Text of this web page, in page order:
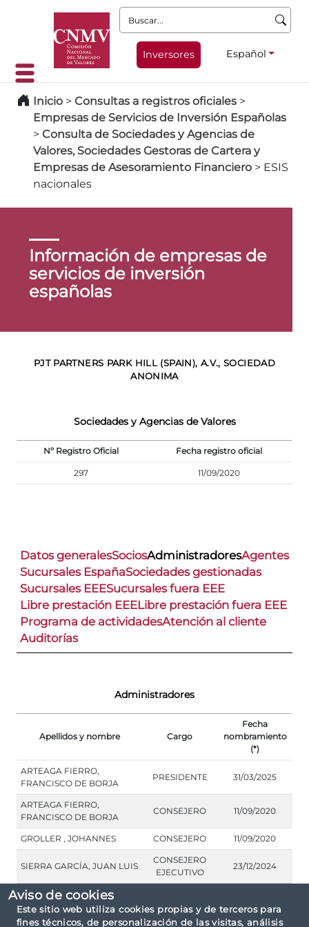
Aviso de cookies
Este sitio web utiliza cookies propias y de terceros para
fines técnicos, de personalización de las visitas, análisis
Buscar:
Inversores Español
Inicio > Consultas a registros oficiales >
Empresas de Servicios de Inversión Españolas
> Consulta de Sociedades y Agencias de
Valores, Sociedades Gestoras de Cartera y
Empresas de Asesoramiento Financiero > ESIS
nacionales
Información de empresas de
servicios de inversión
españolas
PJT PARTNERS PARK HILL (SPAIN), A.V., SOCIEDAD
ANONIMA
Sociedades y Agencias de Valores
Nº Registro Oficial Fecha registro oficial
297 11/09/2020
Datos generalesSociosAdministradoresAgentes
Sucursales EspañaSociedades gestionadas
Sucursales EEESucursales fuera EEE
Libre prestación EEELibre prestación fuera EEE
Programa de actividadesAtención al cliente
Auditorías
Administradores
Apellidos y nombre Cargo
Fecha
nombramiento
(*)
ARTEAGA FIERRO,
FRANCISCO DE BORJA
PRESIDENTE 31/03/2025
ARTEAGA FIERRO,
FRANCISCO DE BORJA
CONSEJERO 11/09/2020
GROLLER , JOHANNES CONSEJERO 11/09/2020
SIERRA GARCÍA, JUAN LUIS
CONSEJERO
EJECUTIVO
23/12/2024